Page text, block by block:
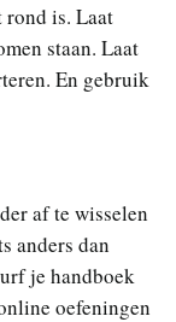
is. Laat
staan. Laat
En gebruik
af te wisselen
anders dan
je handboek
oefeningen